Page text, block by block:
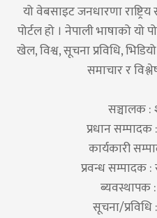
यो वेबसाइट जनधारणा
पोर्टल हो । नेपाली भाषाको यो
खेल, विश्व, सूचना प्रविधि,
समाचार र
सञ्चालक :
प्रधान
कार्यकारी
प्रवन्ध सम्पादक :
ब्यवस्थापक
सूचना/प्रविधि